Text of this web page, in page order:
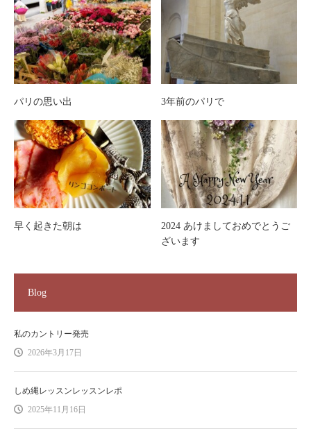
パリの思い出 3年前のパリで
早く起きた朝は
2024 あけましておめでとうご
ざいます
Blog
私のカントリー発売
2026年3月17日
しめ縄レッスンレッスンレポ
2025年11月16日